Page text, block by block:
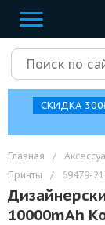
СКИДКА
Главная /
Принты
/ 69479-
10000mAh